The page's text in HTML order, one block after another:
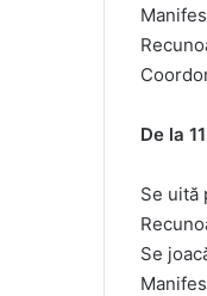
De la
Se uită
Se